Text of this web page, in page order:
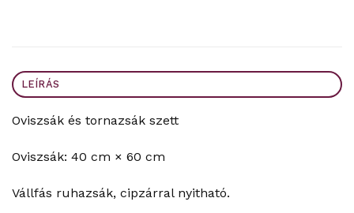
LEÍRÁS
Oviszsák és tornazsák szett
Oviszsák: 40 cm × 60 cm
Vállfás ruhazsák, cipzárral nyitható.